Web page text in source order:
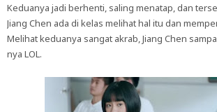
Keduanya jadi berhenti, saling menatap, dan
Jiang Chen ada di kelas melihat hal itu dan
Melihat keduanya sangat akrab, Jiang Chen
nya LOL.